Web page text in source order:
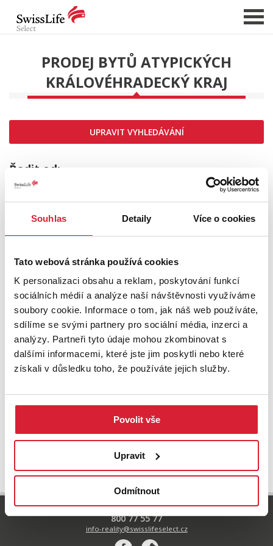
Souhlas Detaily Více o cookies
Tato webová stránka používá cookies
K personalizaci obsahu a reklam, poskytování funkcí
sociálních médií a analýze naší návštěvnosti využíváme
soubory cookie. Informace o tom, jak náš web používáte,
sdílíme se svými partnery pro sociální média, inzerci a
analýzy. Partneři tyto údaje mohou zkombinovat s
dalšími informacemi, které jste jim poskytli nebo které
získali v důsledku toho, že používáte jejich služby.
Povolit vše
Upravit
Odmítnout
NABÍDKA NEMOVITOSTÍ
CHCI PRODAT / PRONAJMOUT
HLÍDAT NOVÉ NABÍDKY
CHCI OCENIT NEMOVITOST
O NÁS
PRODEJ BYTŮ ATYPICKÝCH
KRÁLOVÉHRADECKÝ KRAJ
UPRAVIT VYHLEDÁVÁNÍ
Řadit od:
Rezervace
Prodej atypického bytu 82 m2, Špindlerův
Mlýn
12 990 000 Kč
UPRAVIT VYHLEDÁVÁNÍ
800 77 55 77
info-reality@swisslifeselect.cz